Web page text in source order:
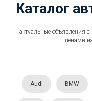
Каталог
актуальные объявления
ценами
Audi BMW